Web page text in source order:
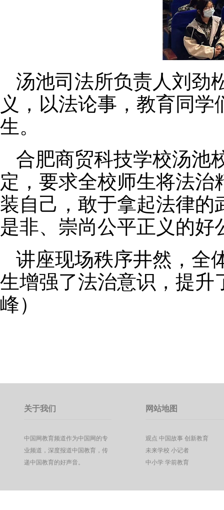
汤池司法所负责人刘劲
义，以法论事，教育同
生。
合肥商贸科技学校汤池
定，要求全校师生将法
装自己，敢于拿起法律的
是非、崇尚公平正义的好
讲座现场秩序井然，全
生增强了法治意识，提升
峰）